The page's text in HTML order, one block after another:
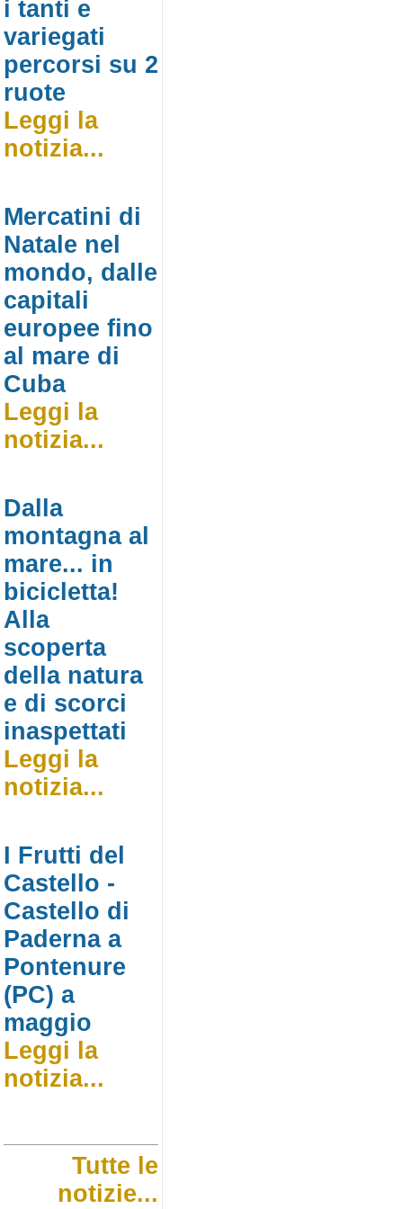
i tanti e
variegati
percorsi su 2
ruote
Leggi la
notizia...
Mercatini di
Natale nel
mondo, dalle
capitali
europee fino
al mare di
Cuba
Leggi la
notizia...
Dalla
montagna al
mare... in
bicicletta!
Alla
scoperta
della natura
e di scorci
inaspettati
Leggi la
notizia...
I Frutti del
Castello -
Castello di
Paderna a
Pontenure
(PC) a
maggio
Leggi la
notizia...
Tutte le
notizie...